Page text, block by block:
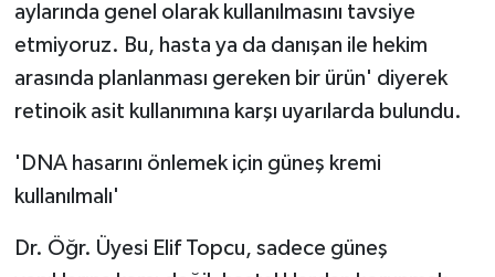
aylarında genel olarak kullanılmasını tavsiye
etmiyoruz. Bu, hasta ya da danışan ile hekim
arasında planlanması gereken bir ürün' diyerek
retinoik asit kullanımına karşı uyarılarda bulundu.
'DNA hasarını önlemek için güneş kremi
kullanılmalı'
Dr. Öğr. Üyesi Elif Topcu, sadece güneş